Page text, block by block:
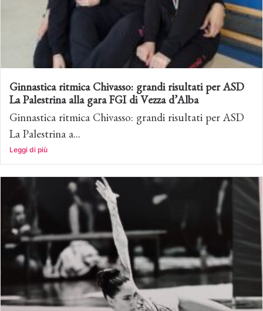
Ginnastica ritmica Chivasso: grandi risultati per ASD
La Palestrina alla gara FGI di Vezza d’Alba
Ginnastica ritmica Chivasso: grandi risultati per ASD
La Palestrina a...
Leggi di più